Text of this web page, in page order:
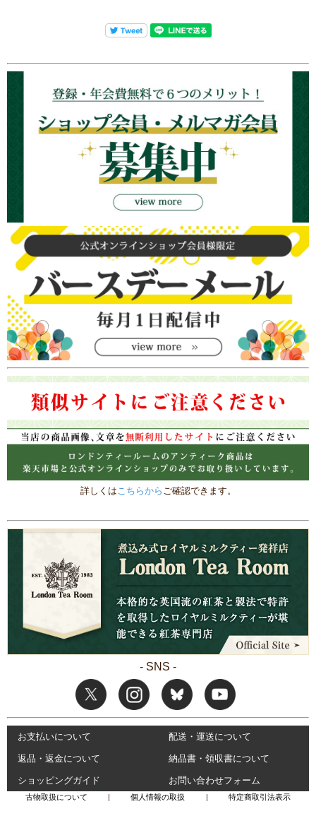
詳しくはこちらから ご確認できます。
- SNS -
お支払いについて 配送・運送について
返品・返金について 納品書・領収書について
ショッピングガイド お問い合わせフォーム
古物取扱について | 個人情報の取扱 | 特定商取引法表示